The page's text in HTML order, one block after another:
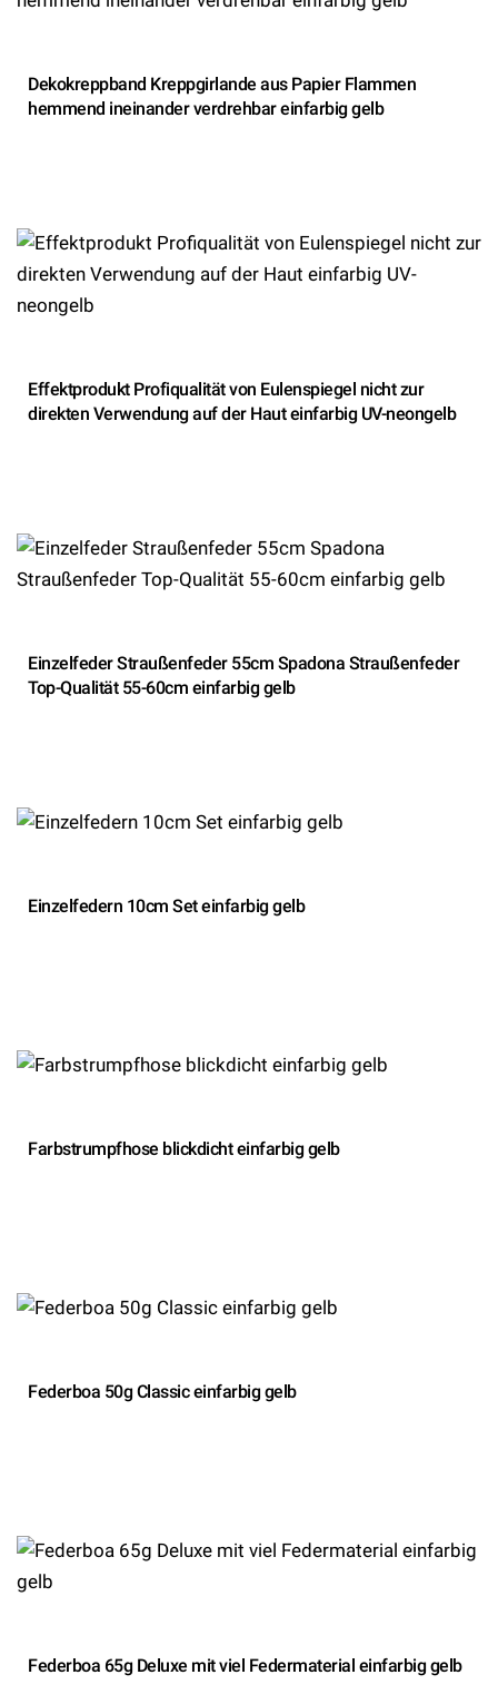
Dekokreppband Kreppgirlande aus Papier Flammen
hemmend ineinander verdrehbar einfarbig gelb
Effektprodukt Profiqualität von Eulenspiegel nicht zur
direkten Verwendung auf der Haut einfarbig UV-neongelb
Einzelfeder Straußenfeder 55cm Spadona Straußenfeder
Top-Qualität 55-60cm einfarbig gelb
Einzelfedern 10cm Set einfarbig gelb
Farbstrumpfhose blickdicht einfarbig gelb
Federboa 50g Classic einfarbig gelb
Federboa 65g Deluxe mit viel Federmaterial einfarbig gelb